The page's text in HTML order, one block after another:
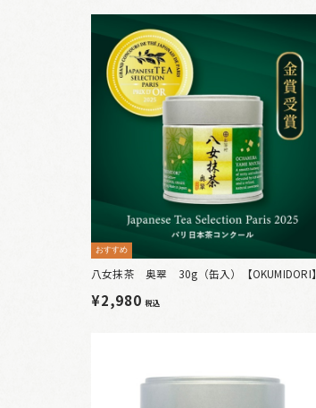
おすすめ
八女抹茶 奥翠 30g（缶入）【OKUMIDORI】
¥2,980税込